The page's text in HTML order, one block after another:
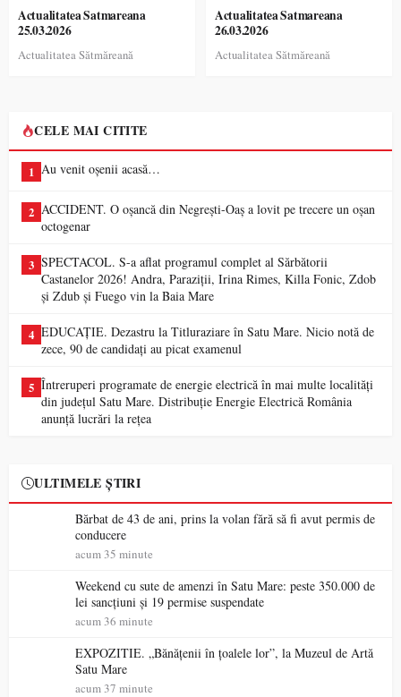
Actualitatea Satmareana
25.03.2026
Actualitatea Sătmăreană
Actualitatea Satmareana
26.03.2026
Actualitatea Sătmăreană
CELE MAI CITITE
1 Au venit oșenii acasă…
2 ACCIDENT. O oșancă din Negrești-Oaș a lovit pe trecere un oșan
octogenar
3 SPECTACOL. S-a aflat programul complet al Sărbătorii
Castanelor 2026! Andra, Paraziții, Irina Rimes, Killa Fonic, Zdob
și Zdub și Fuego vin la Baia Mare
4 EDUCAȚIE. Dezastru la Titluraziare în Satu Mare. Nicio notă de
zece, 90 de candidați au picat examenul
5 Întreruperi programate de energie electrică în mai multe localități
din județul Satu Mare. Distribuție Energie Electrică România
anunță lucrări la rețea
ULTIMELE ȘTIRI
Bărbat de 43 de ani, prins la volan fără să fi avut permis de
conducere
acum 35 minute
Weekend cu sute de amenzi în Satu Mare: peste 350.000 de
lei sancțiuni și 19 permise suspendate
acum 36 minute
EXPOZITIE. „Bănățenii în țoalele lor”, la Muzeul de Artă
Satu Mare
acum 37 minute